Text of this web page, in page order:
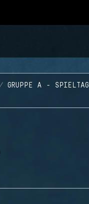
GRUPPE A -